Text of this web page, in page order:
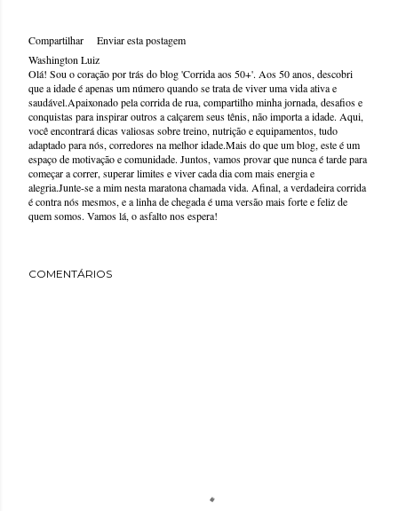
Compartilhar
Enviar esta postagem
Washington Luiz
Olá! Sou o coração por trás do blog 'Corrida aos 50+'. Aos 50 anos, descobri
que a idade é apenas um número quando se trata de viver uma vida ativa e
saudável.Apaixonado pela corrida de rua, compartilho minha jornada, desafios e
conquistas para inspirar outros a calçarem seus tênis, não importa a idade. Aqui,
você encontrará dicas valiosas sobre treino, nutrição e equipamentos, tudo
adaptado para nós, corredores na melhor idade.Mais do que um blog, este é um
espaço de motivação e comunidade. Juntos, vamos provar que nunca é tarde para
começar a correr, superar limites e viver cada dia com mais energia e
alegria.Junte-se a mim nesta maratona chamada vida. Afinal, a verdadeira corrida
é contra nós mesmos, e a linha de chegada é uma versão mais forte e feliz de
quem somos. Vamos lá, o asfalto nos espera!
COMENTÁRIOS